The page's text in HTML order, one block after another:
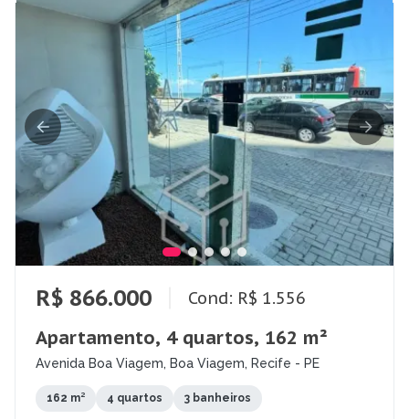
R$ 866.000 Cond: R$ 1.556
Apartamento, 4 quartos, 162 m²
Avenida Boa Viagem, Boa Viagem, Recife - PE
162 m² 4 quartos 3 banheiros